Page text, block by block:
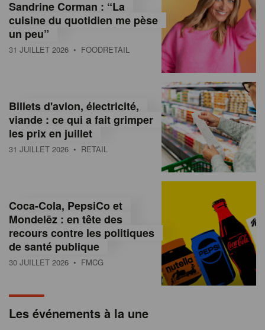
a
s
s
u
e
e
a
Sandrine Corman : “La
cuisine du quotidien me pèse
un peu”
31 JUILLET 2026 • FOODRETAIL
Billets d'avion, électricité,
viande : ce qui a fait grimper
les prix en juillet
31 JUILLET 2026 • RETAIL
Coca-Cola, PepsiCo et
Mondelēz : en tête des
recours contre les politiques
de santé publique
30 JUILLET 2026 • FMCG
Les événements à la une